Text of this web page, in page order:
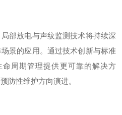
部放电与声纹监测技术将持续深
景的应用。通过技术创新与标准
周期管理提供更可靠的解决方
防性维护方向演进。